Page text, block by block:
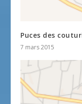
Puces des
7 mars 2015